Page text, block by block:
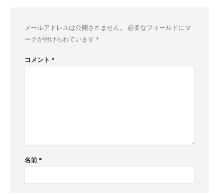
メールアドレスは公開されません。
必要なフィールドにマ
ークが付けられています *
コメント *
名前 *